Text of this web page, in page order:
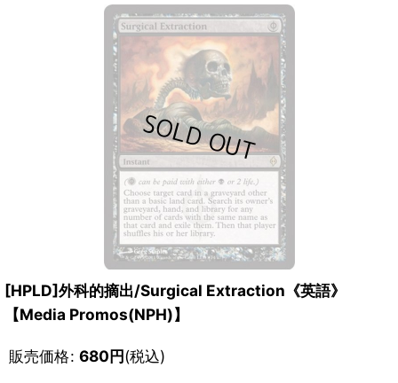
[HPLD]外科的摘出/Surgical Extraction《英語》
【Media Promos(NPH)】
販売価格: 680円(税込)